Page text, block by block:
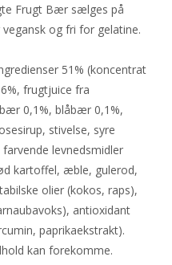
Frugt Bær sælges på
og fri for gelatine.
51% (koncentrat
frugtjuice fra
0,1%, blåbær 0,1%,
stivelse, syre
levnedsmidler
kartoffel, æble, gulerod,
olier (kokos, raps),
antioxidant
paprikaekstrakt).
kan forekomme.